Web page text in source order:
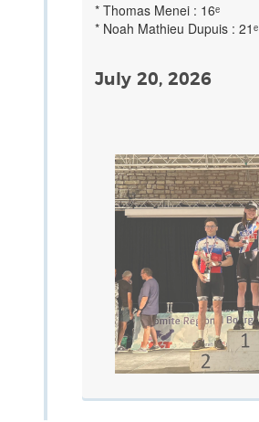
* Thomas Menei : 16ᵉ
* Noah Mathieu Dupuis : 21ᵉ
July 20, 2026